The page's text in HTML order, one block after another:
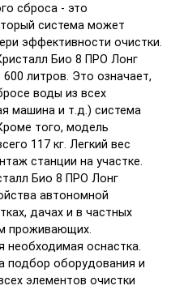
сброса - это
система может
эффективности очистки.
Био 8 ПРО Лонг
литров. Это означает,
воды из всех
машина и т.д.) система
того, модель
117 кг. Легкий вес
станции на участке.
Био 8 ПРО Лонг
автономной
дачах и в частных
проживающих.
необходимая оснастка.
подбор оборудования и
элементов очистки